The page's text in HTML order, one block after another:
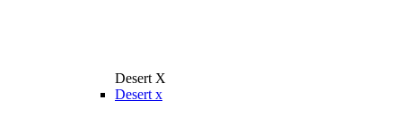
Desert X
Desert x